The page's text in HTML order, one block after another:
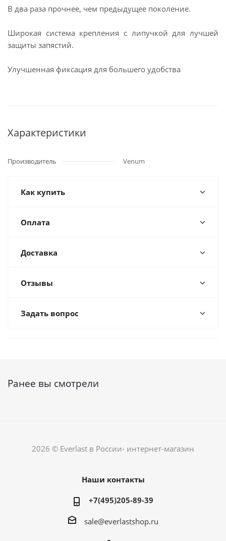
В два раза прочнее, чем предыдущее поколение.
Широкая система крепления с липучкой для лучшей
защиты запястий.
Улучшенная фиксация для большего удобства
Характеристики
Производитель Venum
Как купить
Оплата
Доставка
Отзывы
Задать вопрос
Ранее вы смотрели
2026 © Everlast в России- интернет-магазин
Наши контакты
+7(495)205-89-39
sale@everlastshop.ru